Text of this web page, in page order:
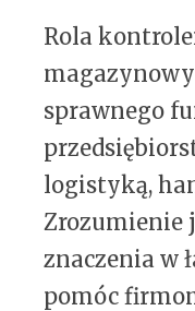
Rola
sprawnego
logistyką,
Zrozumienie
znaczenia w
pomóc